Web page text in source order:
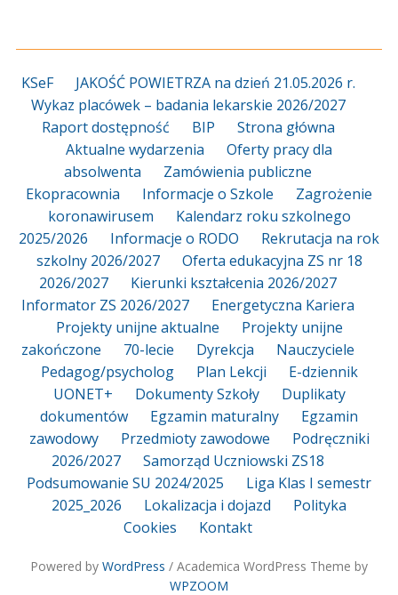
KSeF
JAKOŚĆ POWIETRZA na dzień 21.05.2026 r.
Wykaz placówek – badania lekarskie 2026/2027
Raport dostępność
BIP
Strona główna
Aktualne wydarzenia
Oferty pracy dla
absolwenta
Zamówienia publiczne
Ekopracownia
Informacje o Szkole
Zagrożenie
koronawirusem
Kalendarz roku szkolnego
2025/2026
Informacje o RODO
Rekrutacja na rok
szkolny 2026/2027
Oferta edukacyjna ZS nr 18
2026/2027
Kierunki kształcenia 2026/2027
Informator ZS 2026/2027
Energetyczna Kariera
Projekty unijne aktualne
Projekty unijne
zakończone
70-lecie Dyrekcja
Nauczyciele
Pedagog/psycholog
Plan Lekcji
E-dziennik
UONET+
Dokumenty Szkoły
Duplikaty
dokumentów
Egzamin maturalny
Egzamin
zawodowy
Przedmioty zawodowe
Podręczniki
2026/2027
Samorząd Uczniowski ZS18
Podsumowanie SU 2024/2025
Liga Klas I semestr
2025_2026
Lokalizacja i dojazd
Polityka
Cookies
Kontakt
Powered by WordPress / Academica WordPress Theme by
WPZOOM